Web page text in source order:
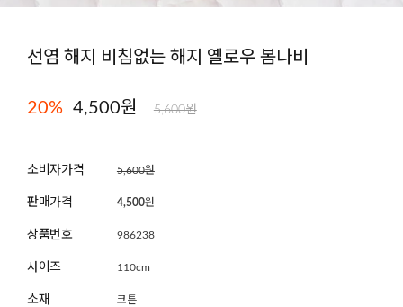
선염 해지 비침없는 해지 옐로우 봄나비
20% 4,500원 5,600원
소비자가격 5,600원
판매가격 4,500원
상품번호 986238
사이즈 110cm
소재 코튼